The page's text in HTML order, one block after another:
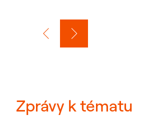
Zprávy k tématu